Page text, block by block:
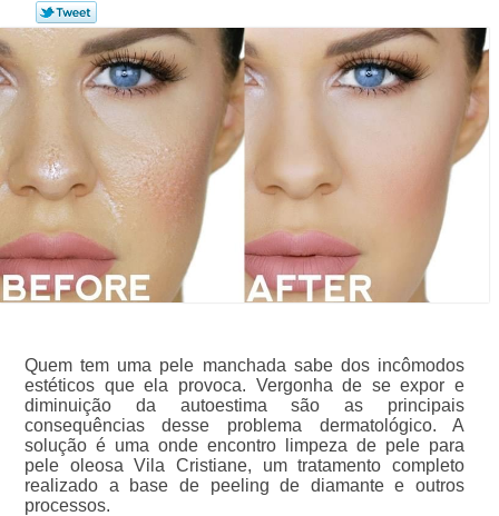
Quem tem uma pele manchada sabe dos incômodos
estéticos que ela provoca. Vergonha de se expor e
diminuição da autoestima são as principais
consequências desse problema dermatológico. A
solução é uma onde encontro limpeza de pele para
pele oleosa Vila Cristiane, um tratamento completo
realizado a base de peeling de diamante e outros
processos.